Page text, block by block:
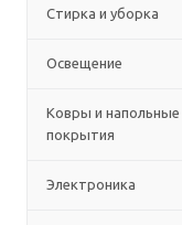
Стирка и уборка
Освещение
Ковры и напольные
покрытия
Электроника